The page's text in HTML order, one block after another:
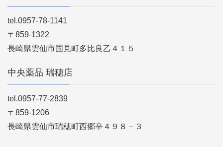
tel.0957-78-1141
〒859-1322
長崎県雲仙市国見町多比良乙４１５
中央薬品 瑞穂店
tel.0957-77-2839
〒859-1206
長崎県雲仙市瑞穂町西郷辛４９８－３